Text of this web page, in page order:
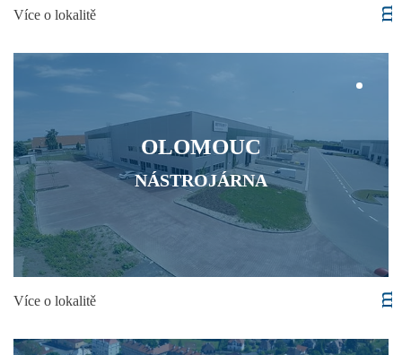
Více o lokalitě
OLOMOUC
NÁSTROJÁRNA
Více o lokalitě